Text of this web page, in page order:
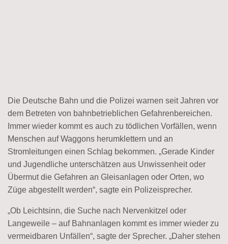
Die Deutsche Bahn und die Polizei warnen seit Jahren vor
dem Betreten von bahnbetrieblichen Gefahrenbereichen.
Immer wieder kommt es auch zu tödlichen Vorfällen, wenn
Menschen auf Waggons herumklettern und an
Stromleitungen einen Schlag bekommen. „Gerade Kinder
und Jugendliche unterschätzen aus Unwissenheit oder
Übermut die Gefahren an Gleisanlagen oder Orten, wo
Züge abgestellt werden“, sagte ein Polizeisprecher.
„Ob Leichtsinn, die Suche nach Nervenkitzel oder
Langeweile – auf Bahnanlagen kommt es immer wieder zu
vermeidbaren Unfällen“, sagte der Sprecher. „Daher stehen